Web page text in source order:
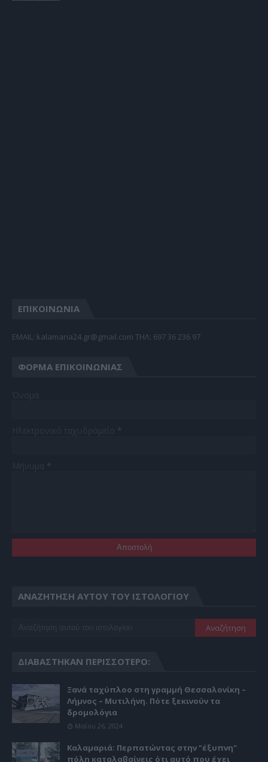
ΕΠΙΚΟΙΝΩΝΙΑ
EMAIL: kalamaria24.gr@gmail.com TΗΛ: 697 36 236 97
ΦΌΡΜΑ ΕΠΙΚΟΙΝΩΝΊΑΣ
ΑΝΑΖΉΤΗΣΗ ΑΥΤΟΎ ΤΟΥ ΙΣΤΟΛΟΓΊΟΥ
ΔΙΑΒΆΣΤΗΚΑΝ ΠΕΡΙΣΣΌΤΕΡΟ:
Ξανά ταχύπλοο στη γραμμή Θεσσαλονίκη –
Λήμνος – Μυτιλήνη. Πότε ξεκινούν τα
δρομολόγια
Μαΐου 26, 2024
Καλαμαριά: Περπατώντας στην "έξυπνη"
πόλη καταλαβαίνεις ότι αυτό που έχει